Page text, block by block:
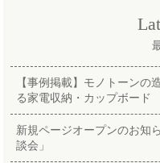
【事例掲載】モノトーンの
る家電収納・カップボード
新規ページオープンのお知
談会」